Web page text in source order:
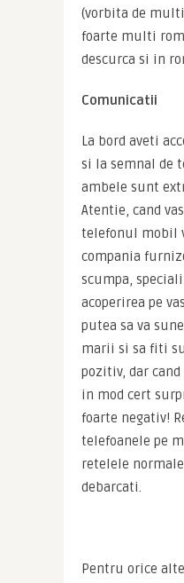
(vorbita de
foarte multi
descurca si in
Comunicatii
La bord aveti
si la semnal de
ambele sunt
Atentie, cand
telefonul mobil
compania
scumpa,
acoperirea pe
putea sa va
marii si sa fiti
pozitiv, dar
in mod cert
foarte negativ!
telefoanele pe
retelele
debarcati.
Pentru orice